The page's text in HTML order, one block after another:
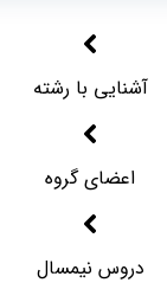
آشنایی با رشته
اعضای گروه
دروس نیمسال